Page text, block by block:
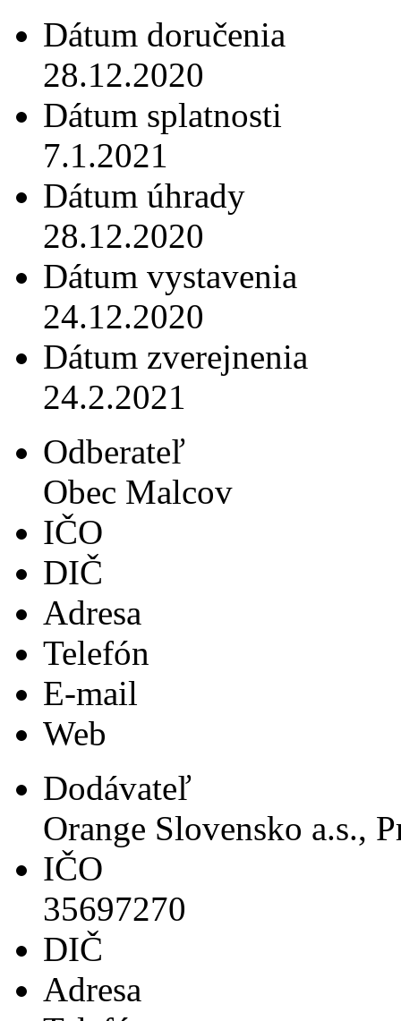
Dátum doručenia
28.12.2020
Dátum splatnosti
7.1.2021
Dátum úhrady
28.12.2020
Dátum vystavenia
24.12.2020
Dátum zverejnenia
24.2.2021
Odberateľ
Obec Malcov
IČO
DIČ
Adresa
Telefón
E-mail
Web
Dodávateľ
Orange Slovensko a.s.,
IČO
35697270
DIČ
Adresa